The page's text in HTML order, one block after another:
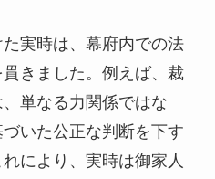
実時は、幕府内での法
きました。例えば、裁
単なる力関係ではな
いた公正な判断を下す
により、実時は御家人